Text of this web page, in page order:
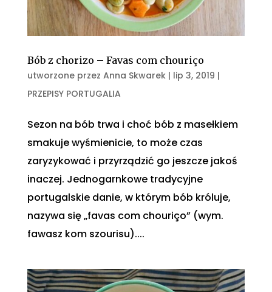
Bób z chorizo – Favas com chouriço
utworzone przez Anna Skwarek| lip 3, 2019 |
PRZEPISY PORTUGALIA
Sezon na bób trwa i choć bób z masełkiem
smakuje wyśmienicie, to może czas
zaryzykować i przyrządzić go jeszcze jakoś
inaczej. Jednogarnkowe tradycyjne
portugalskie danie, w którym bób króluje,
nazywa się „favas com chouriço” (wym.
fawasz kom szourisu)....